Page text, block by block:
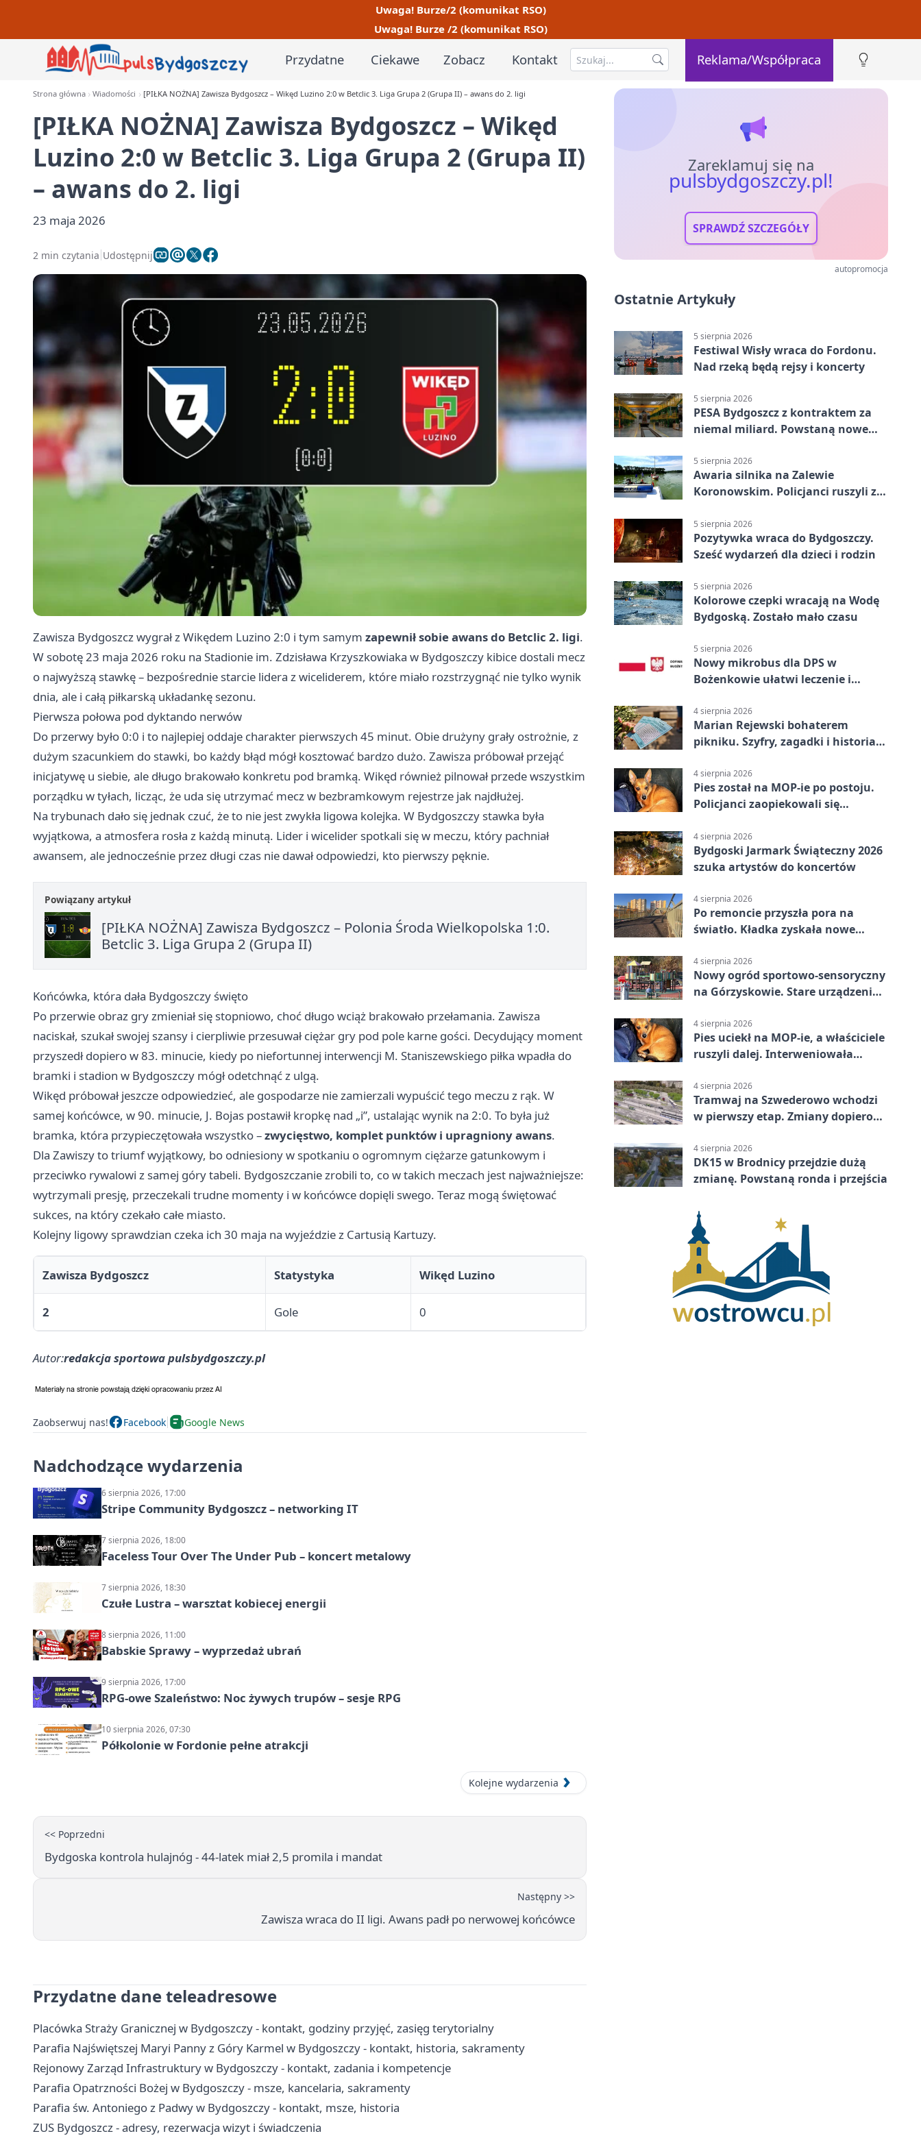
Uwaga! Burze/2 (komunikat RSO)
Uwaga! Burze /2 (komunikat RSO)
Przydatne Ciekawe Zobacz Kontakt Reklama/Współpraca
Strona główna Wiadomości [PIŁKA NOŻNA] Zawisza Bydgoszcz – Wikęd Luzino 2:0 w Betclic 3. Liga Grupa 2 (Grupa II) – awans do 2. ligi
[PIŁKA NOŻNA] Zawisza Bydgoszcz – Wikęd
Luzino 2:0 w Betclic 3. Liga Grupa 2 (Grupa II)
– awans do 2. ligi
23 maja 2026
2 min czytania Udostępnij
Zawisza Bydgoszcz wygrał z Wikędem Luzino 2:0 i tym samym zapewnił sobie awans do Betclic 2. ligi.
W sobotę 23 maja 2026 roku na Stadionie im. Zdzisława Krzyszkowiaka w Bydgoszczy kibice dostali mecz
o najwyższą stawkę – bezpośrednie starcie lidera z wiceliderem, które miało rozstrzygnąć nie tylko wynik
dnia, ale i całą piłkarską układankę sezonu.
Pierwsza połowa pod dyktando nerwów
Do przerwy było 0:0 i to najlepiej oddaje charakter pierwszych 45 minut. Obie drużyny grały ostrożnie, z
dużym szacunkiem do stawki, bo każdy błąd mógł kosztować bardzo dużo. Zawisza próbował przejąć
inicjatywę u siebie, ale długo brakowało konkretu pod bramką. Wikęd również pilnował przede wszystkim
porządku w tyłach, licząc, że uda się utrzymać mecz w bezbramkowym rejestrze jak najdłużej.
Na trybunach dało się jednak czuć, że to nie jest zwykła ligowa kolejka. W Bydgoszczy stawka była
wyjątkowa, a atmosfera rosła z każdą minutą. Lider i wicelider spotkali się w meczu, który pachniał
awansem, ale jednocześnie przez długi czas nie dawał odpowiedzi, kto pierwszy pęknie.
Powiązany artykuł
[PIŁKA NOŻNA] Zawisza Bydgoszcz – Polonia Środa Wielkopolska 1:0.
Betclic 3. Liga Grupa 2 (Grupa II)
Końcówka, która dała Bydgoszczy święto
Po przerwie obraz gry zmieniał się stopniowo, choć długo wciąż brakowało przełamania. Zawisza
naciskał, szukał swojej szansy i cierpliwie przesuwał ciężar gry pod pole karne gości. Decydujący moment
przyszedł dopiero w 83. minucie, kiedy po niefortunnej interwencji M. Staniszewskiego piłka wpadła do
bramki i stadion w Bydgoszczy mógł odetchnąć z ulgą.
Wikęd próbował jeszcze odpowiedzieć, ale gospodarze nie zamierzali wypuścić tego meczu z rąk. W
samej końcówce, w 90. minucie, J. Bojas postawił kropkę nad „i”, ustalając wynik na 2:0. To była już
bramka, która przypieczętowała wszystko –zwycięstwo, komplet punktów i upragniony awans.
Dla Zawiszy to triumf wyjątkowy, bo odniesiony w spotkaniu o ogromnym ciężarze gatunkowym i
przeciwko rywalowi z samej góry tabeli. Bydgoszczanie zrobili to, co w takich meczach jest najważniejsze:
wytrzymali presję, przeczekali trudne momenty i w końcówce dopięli swego. Teraz mogą świętować
sukces, na który czekało całe miasto.
Kolejny ligowy sprawdzian czeka ich 30 maja na wyjeździe z Cartusią Kartuzy.
Zawisza Bydgoszcz Statystyka Wikęd Luzino
2 Gole 0
Autor:redakcja sportowa pulsbydgoszczy.pl
Zaobserwuj nas! Facebook Google News
Nadchodzące wydarzenia
6 sierpnia 2026, 17:00
Stripe Community Bydgoszcz – networking IT
7 sierpnia 2026, 18:00
Faceless Tour Over The Under Pub – koncert metalowy
7 sierpnia 2026, 18:30
Czułe Lustra – warsztat kobiecej energii
8 sierpnia 2026, 11:00
Babskie Sprawy – wyprzedaż ubrań
9 sierpnia 2026, 17:00
RPG-owe Szaleństwo: Noc żywych trupów – sesje RPG
10 sierpnia 2026, 07:30
Półkolonie w Fordonie pełne atrakcji
Kolejne wydarzenia
<< Poprzedni
Bydgoska kontrola hulajnóg - 44-latek miał 2,5 promila i mandat
Następny >>
Zawisza wraca do II ligi. Awans padł po nerwowej końcówce
Przydatne dane teleadresowe
Placówka Straży Granicznej w Bydgoszczy - kontakt, godziny przyjęć, zasięg terytorialny
Parafia Najświętszej Maryi Panny z Góry Karmel w Bydgoszczy - kontakt, historia, sakramenty
Rejonowy Zarząd Infrastruktury w Bydgoszczy - kontakt, zadania i kompetencje
Parafia Opatrzności Bożej w Bydgoszczy - msze, kancelaria, sakramenty
Parafia św. Antoniego z Padwy w Bydgoszczy - kontakt, msze, historia
ZUS Bydgoszcz - adresy, rezerwacja wizyt i świadczenia
Zareklamuj się na
pulsbydgoszczy.pl!
SPRAWDŹ SZCZEGÓŁY
autopromocja
Ostatnie Artykuły
5 sierpnia 2026
Festiwal Wisły wraca do Fordonu.
Nad rzeką będą rejsy i koncerty
5 sierpnia 2026
PESA Bydgoszcz z kontraktem za
niemal miliard. Powstaną nowe
5 sierpnia 2026
Awaria silnika na Zalewie
Koronowskim. Policjanci ruszyli z
5 sierpnia 2026
Pozytywka wraca do Bydgoszczy.
Sześć wydarzeń dla dzieci i rodzin
5 sierpnia 2026
Kolorowe czepki wracają na Wodę
Bydgoską. Zostało mało czasu
5 sierpnia 2026
Nowy mikrobus dla DPS w
Bożenkowie ułatwi leczenie i
4 sierpnia 2026
Marian Rejewski bohaterem
pikniku. Szyfry, zagadki i historia
4 sierpnia 2026
Pies został na MOP-ie po postoju.
Policjanci zaopiekowali się
4 sierpnia 2026
Bydgoski Jarmark Świąteczny 2026
szuka artystów do koncertów
4 sierpnia 2026
Po remoncie przyszła pora na
światło. Kładka zyskała nowe
4 sierpnia 2026
Nowy ogród sportowo-sensoryczny
na Górzyskowie. Stare urządzenia
4 sierpnia 2026
Pies uciekł na MOP-ie, a właściciele
ruszyli dalej. Interweniowała
4 sierpnia 2026
Tramwaj na Szwederowo wchodzi
w pierwszy etap. Zmiany dopiero
4 sierpnia 2026
DK15 w Brodnicy przejdzie dużą
zmianę. Powstaną ronda i przejścia